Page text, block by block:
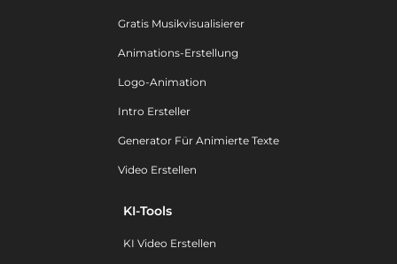
Gratis Musikvisualisierer
Animations-Erstellung
Logo-Animation
Intro Ersteller
Generator Für Animierte Texte
Video Erstellen
KI-Tools
KI Video Erstellen